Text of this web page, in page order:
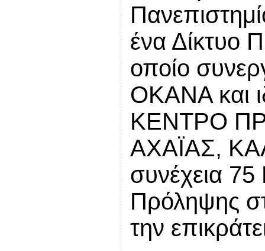
ένα Δίκτυο
οποίο
ΟΚΑΝΑ και
ΚΕΝΤΡΟ
ΑΧΑΪΑΣ,
συνέχεια 75
Πρόληψης
την